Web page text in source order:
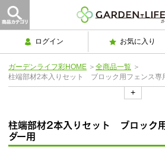
ログイン お気に入り
ガーデンライフ彩HOME ＞ 全商品一覧 ＞
柱端部材2本入りセット ブロック用フェンス
+
柱端部材2本入りセット ブロック
ダー用